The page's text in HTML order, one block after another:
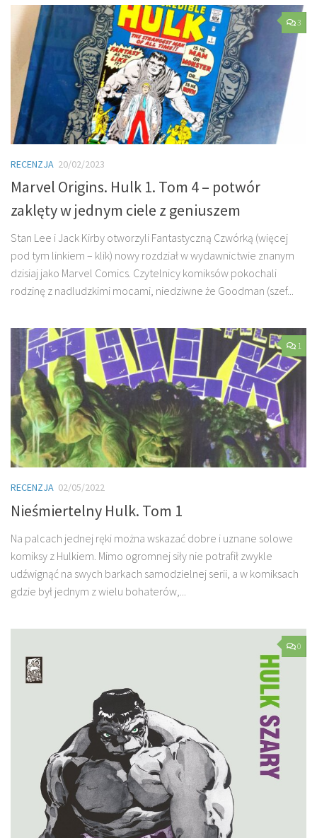
3
RECENZJA 20/02/2023
Marvel Origins. Hulk 1. Tom 4 – potwór
zaklęty w jednym ciele z geniuszem
Stan Lee i Jack Kirby otworzyli Fantastyczną Czwórką (więcej
pod tym linkiem – klik) nowy rozdział w wydawnictwie znanym
dzisiaj jako Marvel Comics. Czytelnicy komiksów pokochali
rodzinę z nadludzkimi mocami, niedziwne że Goodman (szef...
1
RECENZJA 02/05/2022
Nieśmiertelny Hulk. Tom 1
Na palcach jednej ręki można wskazać dobre i uznane solowe
komiksy z Hulkiem. Mimo ogromnej siły nie potrafił zwykle
udźwignąć na swych barkach samodzielnej serii, a w komiksach
gdzie był jednym z wielu bohaterów,...
0